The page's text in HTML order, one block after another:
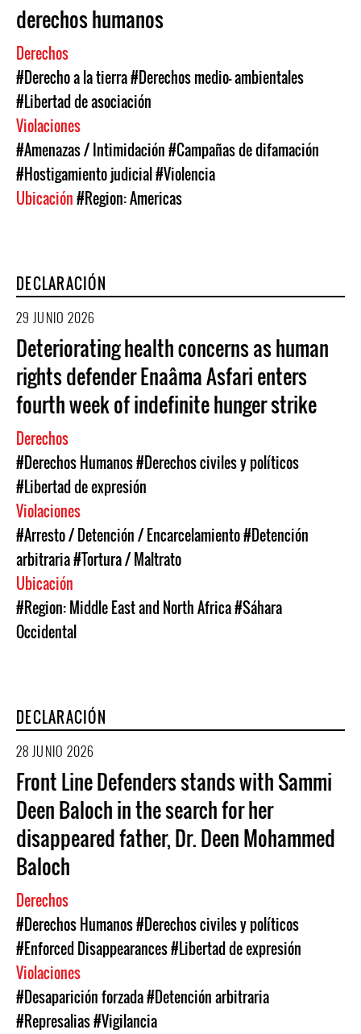
derechos humanos
Derechos
#Derecho a la tierra#Derechos medio- ambientales
#Libertad de asociación
Violaciones
#Amenazas / Intimidación#Campañas de difamación
#Hostigamiento judicial#Violencia
Ubicación#Region: Americas
DECLARACIÓN
29 JUNIO 2026
Deteriorating health concerns as human
rights defender Enaâma Asfari enters
fourth week of indefinite hunger strike
Derechos
#Derechos Humanos#Derechos civiles y políticos
#Libertad de expresión
Violaciones
#Arresto / Detención / Encarcelamiento#Detención
arbitraria#Tortura / Maltrato
Ubicación
#Region: Middle East and North Africa#Sáhara
Occidental
DECLARACIÓN
28 JUNIO 2026
Front Line Defenders stands with Sammi
Deen Baloch in the search for her
disappeared father, Dr. Deen Mohammed
Baloch
Derechos
#Derechos Humanos#Derechos civiles y políticos
#Enforced Disappearances#Libertad de expresión
Violaciones
#Desaparición forzada#Detención arbitraria
#Represalias#Vigilancia